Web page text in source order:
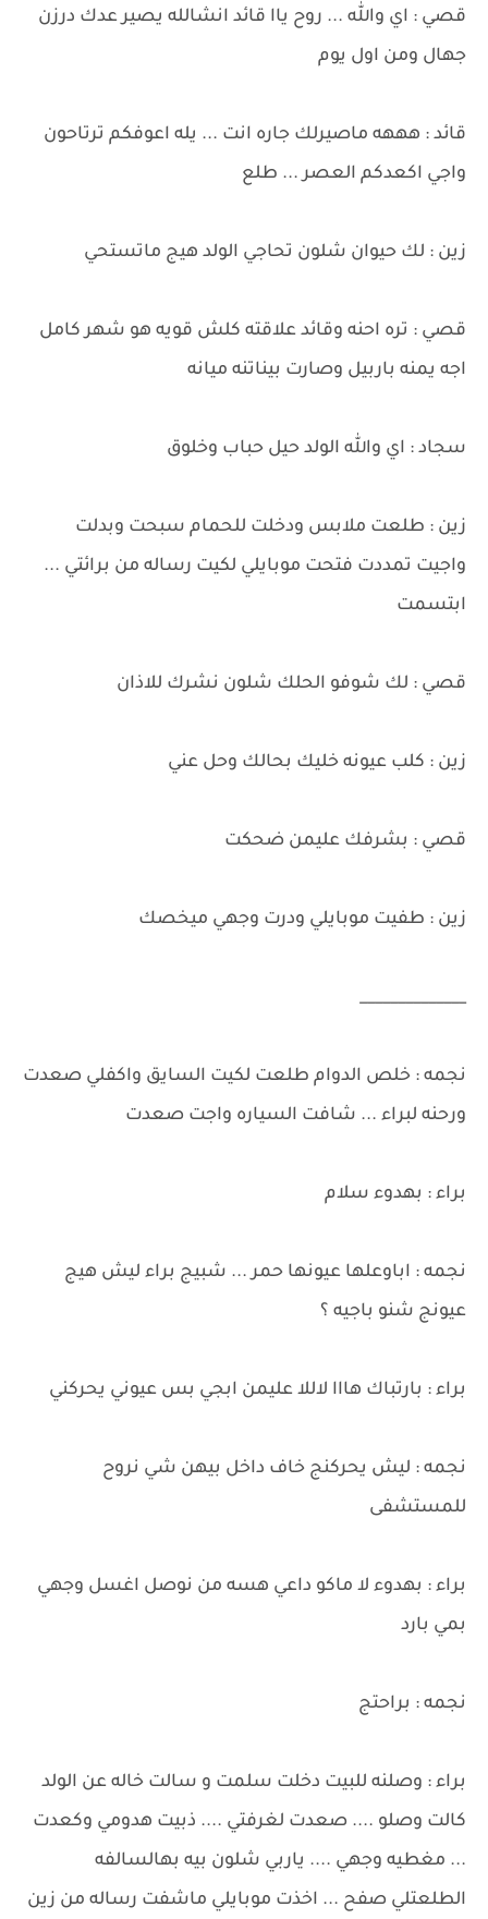
قصي : اي والله ... روح ياا قائد انشالله يصير عدك درزن
جهال ومن اول يوم
قائد : هههه ماصيرلك جاره انت ... يله اعوفكم ترتاحون
واجي اكعدكم العصر ... طلع
زين : لك حيوان شلون تحاجي الولد هيج ماتستحي
قصي : تره احنه وقائد علاقته كلش قويه هو شهر كامل
اجه يمنه باربيل وصارت بيناتنه ميانه
سجاد : اي والله الولد حيل حباب وخلوق
زين : طلعت ملابس ودخلت للحمام سبحت وبدلت
واجيت تمددت فتحت موبايلي لكيت رساله من برائتي ...
ابتسمت
قصي : لك شوفو الحلك شلون نشرك للاذان
زين : كلب عيونه خليك بحالك وحل عني
قصي : بشرفك عليمن ضحكت
زين : طفيت موبايلي ودرت وجهي ميخصك
______________
نجمه : خلص الدوام طلعت لكيت السايق واكفلي صعدت
ورحنه لبراء ... شافت السياره واجت صعدت
براء : بهدوء سلام
نجمه : اباوعلها عيونها حمر ... شبيج براء ليش هيج
عيونج شنو باجيه ؟
براء : بارتباك هااا لاللا عليمن ابجي بس عيوني يحركني
نجمه : ليش يحركنج خاف داخل بيهن شي نروح
للمستشفى
براء : بهدوء لا ماكو داعي هسه من نوصل اغسل وجهي
بمي بارد
نجمه : براحتج
براء : وصلنه للبيت دخلت سلمت و سالت خاله عن الولد
كالت وصلو .... صعدت لغرفتي .... ذبيت هدومي وكعدت
... مغطيه وجهي .... ياربي شلون بيه بهالسالفه
الطلعتلي صفح ... اخذت موبايلي ماشفت رساله من زين